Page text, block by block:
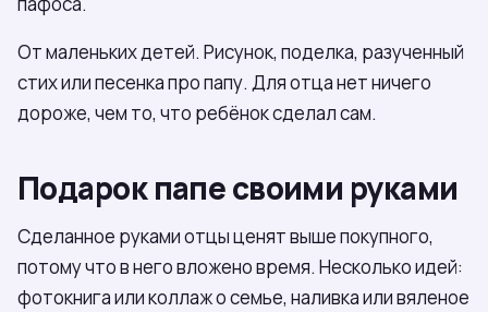
От маленьких детей. Рисунок, поделка, разученный
стих или песенка про папу. Для отца нет ничего
дороже, чем то, что ребёнок сделал сам.
Подарок папе своими руками
Сделанное руками отцы ценят выше покупного,
потому что в него вложено время. Несколько идей:
фотокнига или коллаж о семье, наливка или вяленое